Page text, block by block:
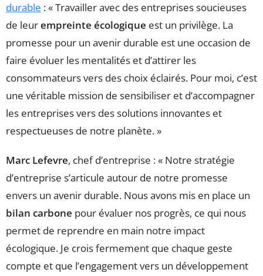
durable : « Travailler avec des entreprises soucieuses
de leurempreinte écologique est un privilège. La
promesse pour un avenir durable est une occasion de
faire évoluer les mentalités et d’attirer les
consommateurs vers des choix éclairés. Pour moi, c’est
une véritable mission de sensibiliser et d’accompagner
les entreprises vers des solutions innovantes et
respectueuses de notre planète. »
Marc Lefevre, chef d’entreprise : « Notre stratégie
d’entreprise s’articule autour de notre promesse
envers un avenir durable. Nous avons mis en place un
bilan carbone pour évaluer nos progrès, ce qui nous
permet de reprendre en main notre impact
écologique. Je crois fermement que chaque geste
compte et que l’engagement vers un développement